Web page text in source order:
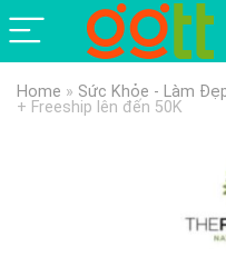
Home » Sức Khỏe - Làm
+ Freeship lên đến 50K